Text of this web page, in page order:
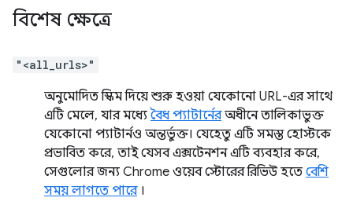
বিশেষ ক্ষেত্রে
"<all_urls>"
অনুমোদিত স্কিম দিয়ে শুরু হওয়া যেকোনো URL-এর সাথে
এটি মেলে, যার মধ্যে বৈধ প্যাটার্নেরঅধীনে তালিকাভুক্ত
যেকোনো প্যাটার্নও অন্তর্ভুক্ত। যেহেতু এটি সমস্ত হোস্টকে
প্রভাবিত করে, তাই যেসব এক্সটেনশন এটি ব্যবহার করে,
সেগুলোর জন্য Chrome ওয়েব স্টোরের রিভিউ হতে বেশি
সময় লাগতে পারে।